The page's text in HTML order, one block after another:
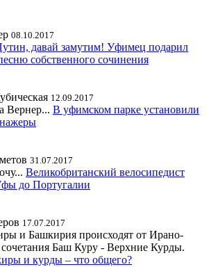
08.10.2017
давай замутим! Уфимец подарил
собственного сочинения
12.09.2017
Вернер... В уфимском парке установили
31.07.2017
Великобританский велосипедист
до Португалии
17.07.2017
и Башкирия происходят от Ирано-
Баш Куру - Верхние Курды.
и курды – что общего?